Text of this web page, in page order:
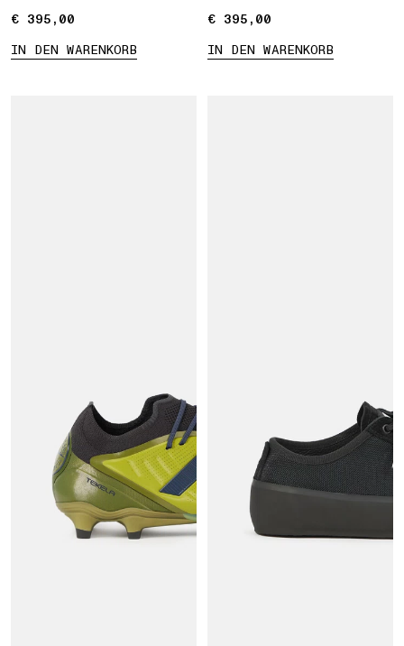
€ 395,00
€ 395,00
IN DEN WARENKORB
€ 395,00
€ 395,00
IN DEN WARENKORB